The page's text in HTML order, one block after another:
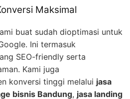
Maksimal
buat sudah dioptimasi untuk
Ini termasuk
SEO-friendly serta
Kami juga
konversi tinggi melalui jasa
bisnis Bandung, jasa landing